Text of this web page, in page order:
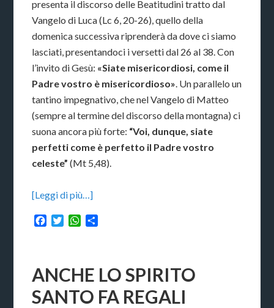
presenta il discorso delle Beatitudini tratto dal
Vangelo di Luca (Lc 6, 20-26), quello della
domenica successiva riprenderà da dove ci siamo
lasciati, presentandoci i versetti dal 26 al 38. Con
l’invito di Gesù: «Siate misericordiosi, come il
Padre vostro è misericordioso». Un parallelo un
tantino impegnativo, che nel Vangelo di Matteo
(sempre al termine del discorso della montagna) ci
suona ancora più forte: “Voi, dunque, siate
perfetti come è perfetto il Padre vostro
celeste” (Mt 5,48).
[Leggi di più…]
Facebook
TwitterWhatsApp
ANCHE LO SPIRITO
SANTO FA REGALI